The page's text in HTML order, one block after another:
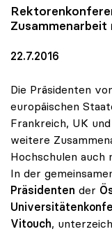
22.7.2016
Die Präsidenten
europäischen
Frankreich, UK
weitere
Hochschulen auch
In der
Präsidenten der
Vitouch,